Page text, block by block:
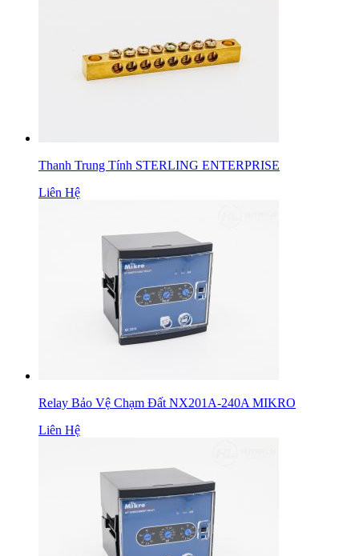
Thanh Trung Tính STERLING ENTERPRISE
Liên Hệ
Relay Bảo Vệ Chạm Đất NX201A-240A MIKRO
Liên Hệ